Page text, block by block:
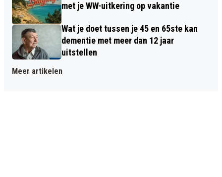
met je WW-uitkering op vakantie
Wat je doet tussen je 45 en 65ste kan
dementie met meer dan 12 jaar
uitstellen
Meer artikelen